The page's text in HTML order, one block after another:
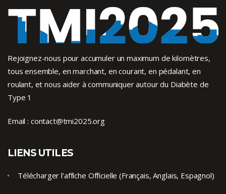
Rejoignez-nous pour accumuler un maximum de kilomètres,
tous ensemble, en marchant, en courant, en pédalant, en
roulant, et nous aider à communiquer autour du Diabète de
Type 1
Email : contact@tmi2025.org
LIENS UTILES
Télécharger l’affiche Officielle (Français, Anglais, Espagnol)